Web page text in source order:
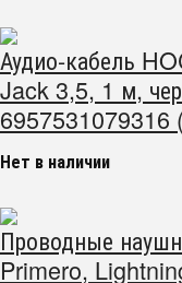
Аудио-кабель
Jack 3,5, 1 м,
6957531079316
Нет в наличии
Проводные
Primero,